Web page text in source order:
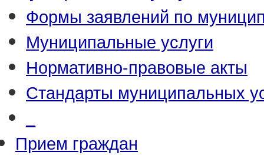
Формы заявлений по
Муниципальные услуги
Нормативно-правовые акты
Стандарты муниципальных
Прием граждан